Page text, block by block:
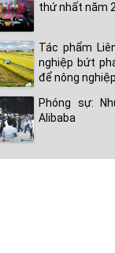
thứ nhất năm
Tác phẩm
nghiệp bứt
để nông
Phóng sự:
Alibaba